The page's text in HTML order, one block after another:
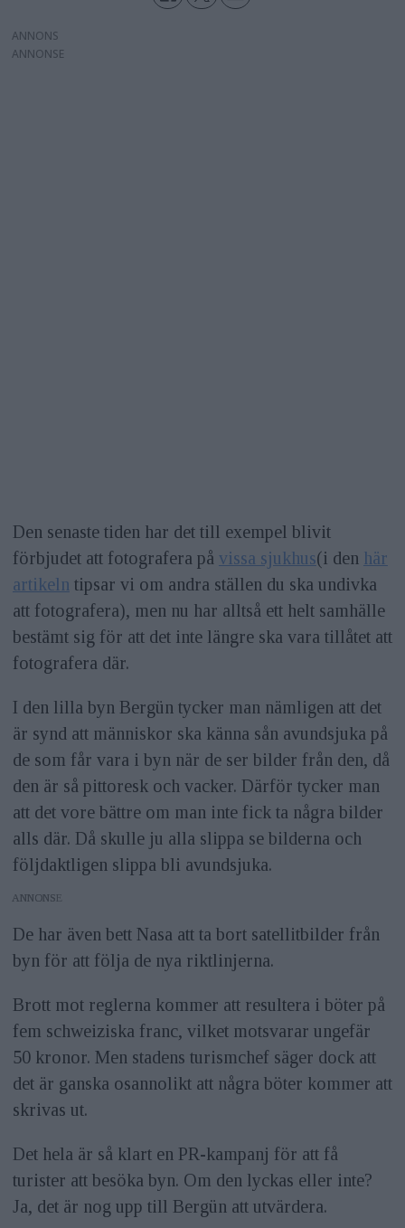
ANNONS
Den senaste tiden har det till exempel blivit
förbjudet att fotografera på vissa sjukhus(i den här
artikeln tipsar vi om andra ställen du ska undivka
att fotografera), men nu har alltså ett helt samhälle
bestämt sig för att det inte längre ska vara tillåtet att
fotografera där.
I den lilla byn Bergün tycker man nämligen att det
är synd att människor ska känna sån avundsjuka på
de som får vara i byn när de ser bilder från den, då
den är så pittoresk och vacker. Därför tycker man
att det vore bättre om man inte fick ta några bilder
alls där. Då skulle ju alla slippa se bilderna och
följdaktligen slippa bli avundsjuka.
ANNONS
De har även bett Nasa att ta bort satellitbilder från
byn för att följa de nya riktlinjerna.
Brott mot reglerna kommer att resultera i böter på
fem schweiziska franc, vilket motsvarar ungefär
50 kronor. Men stadens turismchef säger dock att
det är ganska osannolikt att några böter kommer att
skrivas ut.
Det hela är så klart en PR-kampanj för att få
turister att besöka byn. Om den lyckas eller inte?
Ja, det är nog upp till Bergün att utvärdera.